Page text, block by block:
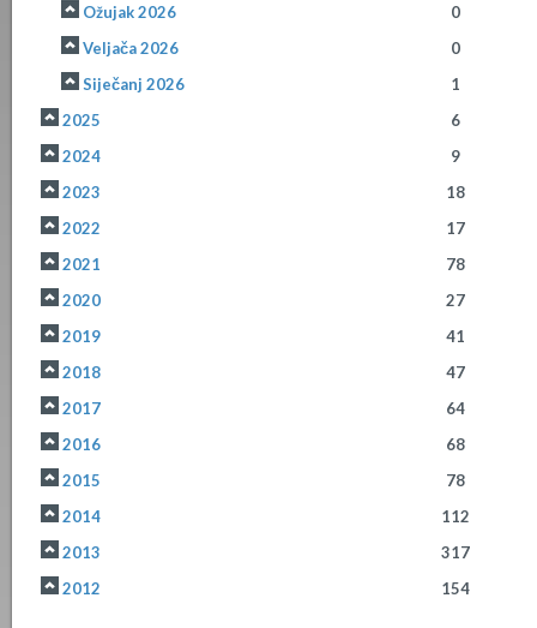
Ožujak 2026
0
Veljača 2026
0
Siječanj 2026
1
2025
6
2024
9
2023
18
2022
17
2021
78
2020
27
2019
41
2018
47
2017
64
2016
68
2015
78
2014
112
2013
317
2012
154